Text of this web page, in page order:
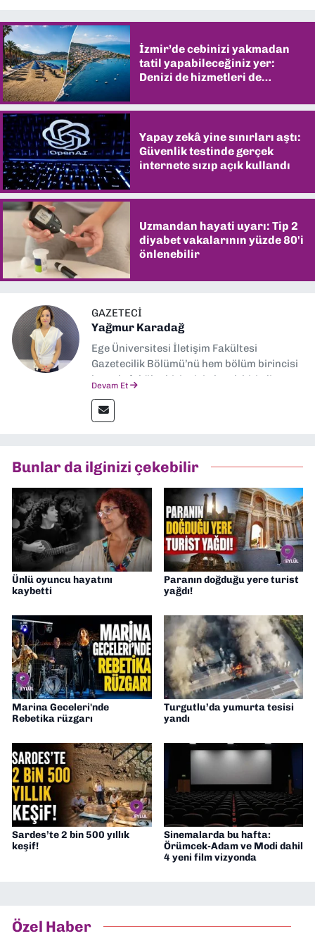
İzmir’de cebinizi yakmadan
tatil yapabileceğiniz yer:
Denizi de hizmetleri de
Yapay zekâ yine sınırları aştı:
Güvenlik testinde gerçek
internete sızıp açık kullandı
Uzmandan hayati uyarı: Tip 2
diyabet vakalarının yüzde 80'i
önlenebilir
GAZETECI
Yağmur Karadağ
Ege Üniversitesi İletişim Fakültesi
Gazetecilik Bölümü’nü hem bölüm birincisi
hem de fakülte birincisi olarak bitirdim.
İletişim” üzerine yüksek lisans eğitimimi
tamamladım. Halen aynı anabilim dalında
Müdürü” olarak görev almaktayım. Hak
odaklı haberciliğe dair çalışmalar
yapıyorum
Devam Et
Bunlar da ilginizi çekebilir
Ünlü oyuncu hayatını
kaybetti
Paranın doğduğu yere turist
yağdı!
Marina Geceleri'nde
Rebetika rüzgarı
Turgutlu’da yumurta tesisi
yandı
Sardes’te 2 bin 500 yıllık
keşif!
Sinemalarda bu hafta:
Örümcek-Adam ve Modi dahil
4 yeni film vizyonda
Özel Haber